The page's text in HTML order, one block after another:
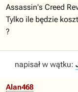
Assassin's Creed
Tylko ile będzie
?
napisał w wątku:
Alan468